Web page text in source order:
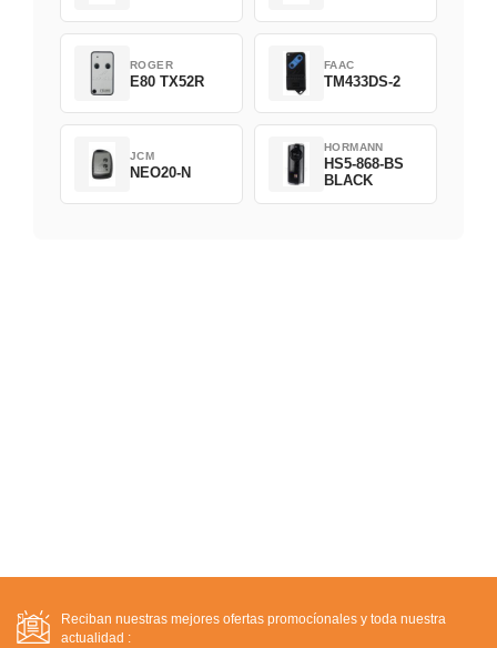
ROGER
E80 TX52R
FAAC
TM433DS-2
JCM
NEO20-N
HORMANN
HS5-868-BS
BLACK
Reciban nuestras mejores ofertas promocíonales y toda nuestra
actualidad :